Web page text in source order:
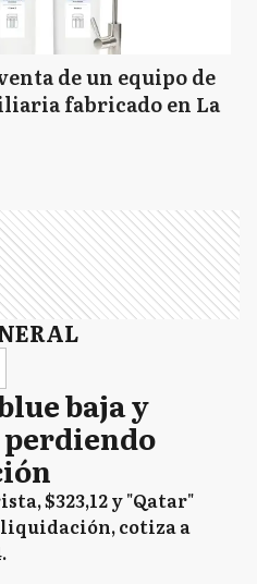
de un equipo de
fabricado en La
baja y
$323,12 y "Qatar"
liquidación, cotiza a